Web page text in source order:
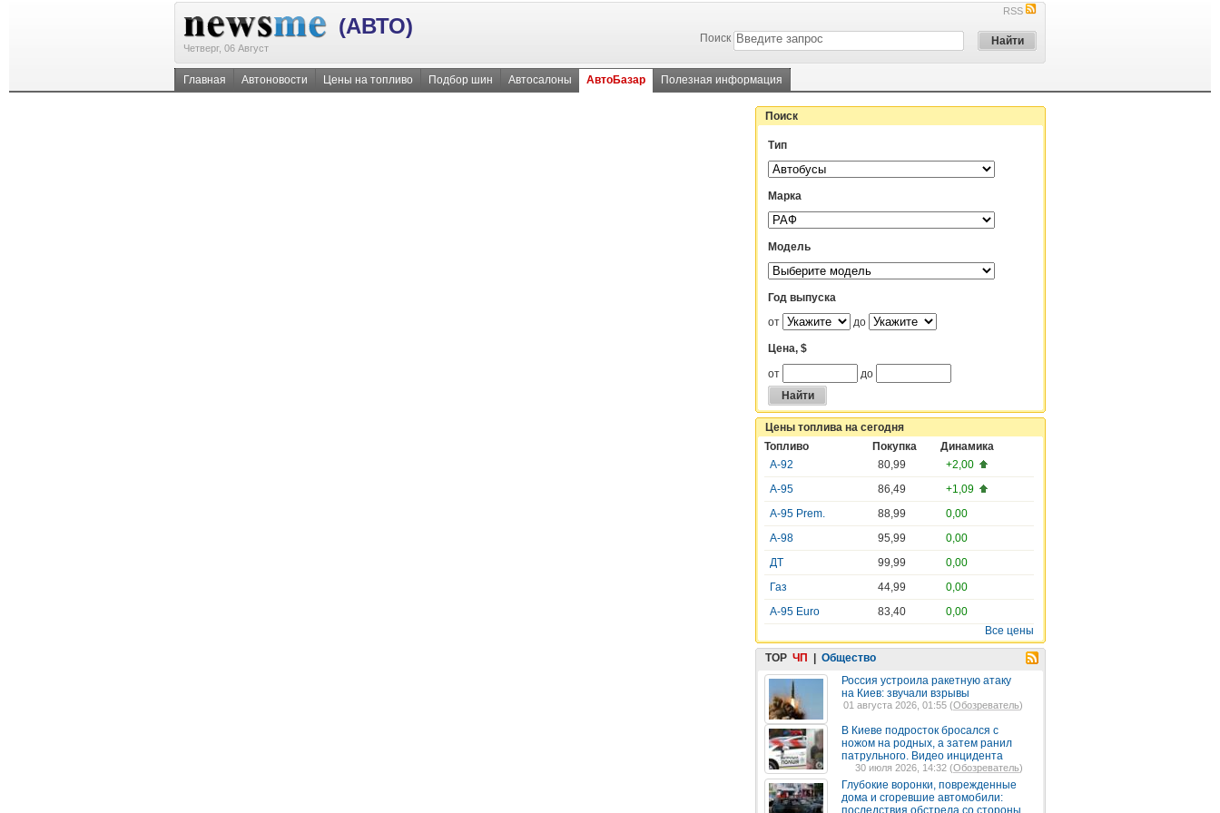
(АВТО)
Четверг, 06 Август
RSS
Поиск
Главная Автоновости Цены на топливо Подбор шин Автосалоны АвтоБазар Полезная информация
Поиск
Тип
Марка
Модель
Год выпуска
от
до
Цена, $
от
до
Цены топлива на сегодня
Топливо
Покупка
Динамика
А-92
80,99
+2,00
А-95
86,49
+1,09
А-95 Prem.
88,99
0,00
А-98
95,99
0,00
ДТ
99,99
0,00
Газ
44,99
0,00
A-95 Euro
83,40
0,00
Все цены
TOP ЧП
Общество
Россия устроила ракетную атаку
на Киев: звучали взрывы
01 августа 2026, 01:55 (Обозреватель)
В Киеве подросток бросался с
ножом на родных, а затем ранил
патрульного. Видео инцидента
30 июля 2026, 14:32 (Обозреватель)
Глубокие воронки, поврежденные
дома и сгоревшие автомобили:
последствия обстрела со стороны